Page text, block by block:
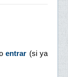
entrar (si ya